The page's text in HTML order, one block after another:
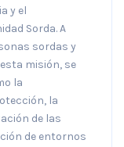
y el
Sorda. A
sordas y
misión, se
la
la
de las
de entornos